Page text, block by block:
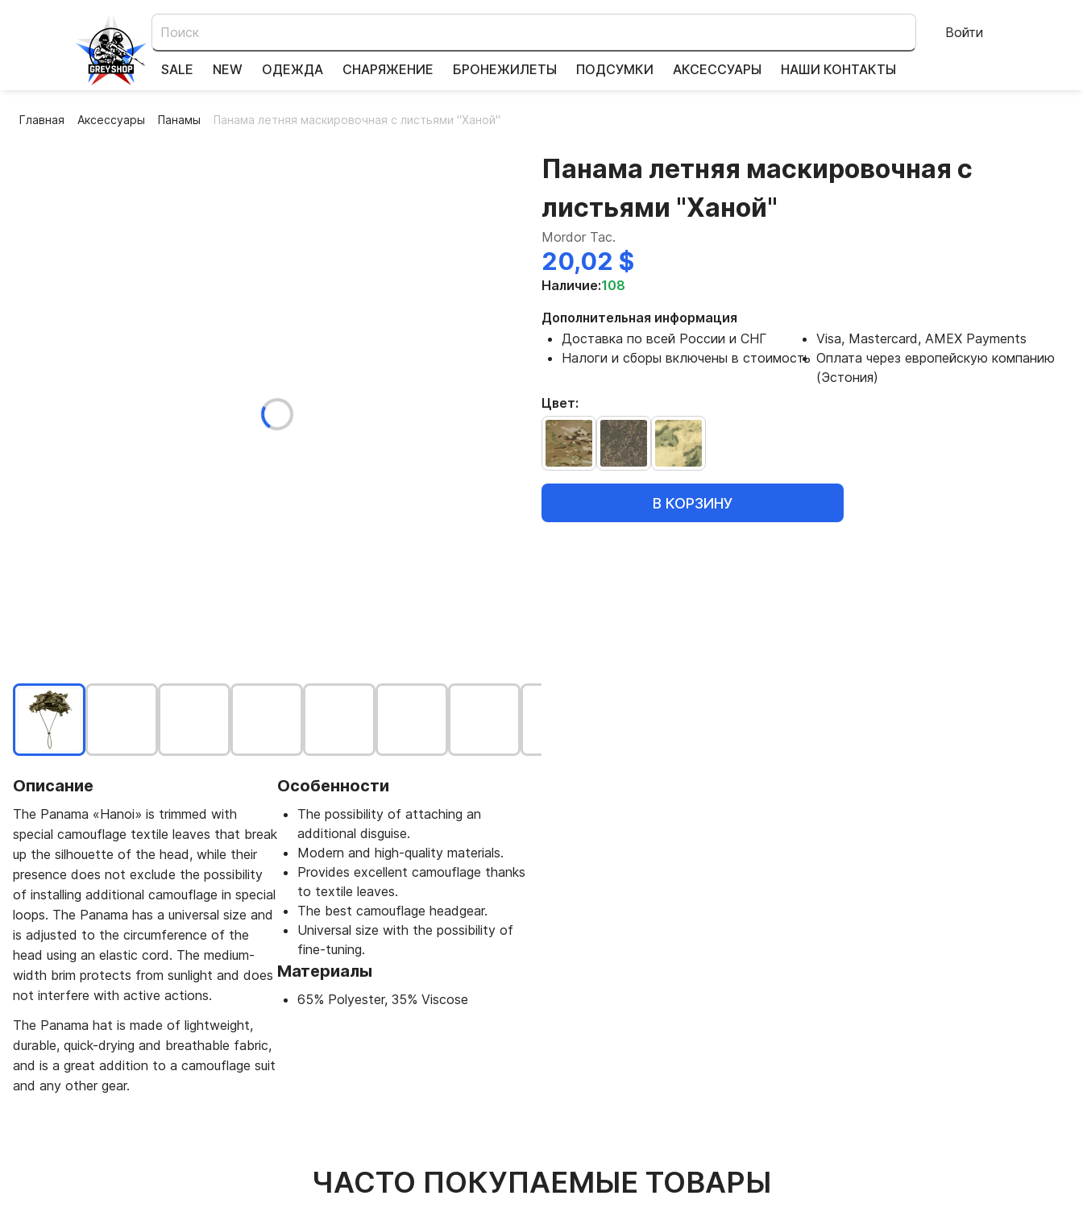
Войти
SALE NEW ОДЕЖДА СНАРЯЖЕНИЕ БРОНЕЖИЛЕТЫ ПОДСУМКИ АКСЕССУАРЫ НАШИ КОНТАКТЫ
Главная Аксессуары Панамы Панама летняя маскировочная с листьями "Ханой"
Описание
The Panama «Hanoi» is trimmed with
special camouflage textile leaves that break
up the silhouette of the head, while their
presence does not exclude the possibility
of installing additional camouflage in special
loops. The Panama has a universal size and
is adjusted to the circumference of the
head using an elastic cord. The medium-
width brim protects from sunlight and does
not interfere with active actions.
The Panama hat is made of lightweight,
durable, quick-drying and breathable fabric,
and is a great addition to a camouflage suit
and any other gear.
Особенности
The possibility of attaching an
additional disguise.
Modern and high-quality materials.
Provides excellent camouflage thanks
to textile leaves.
The best camouflage headgear.
Universal size with the possibility of
fine-tuning.
Материалы
65% Polyester, 35% Viscose
Панама летняя маскировочная с
листьями "Ханой"
Mordor Tac.
20,02 $
Наличие:108
Дополнительная информация
Доставка по всей России и СНГ
Visa, Mastercard, AMEX Payments
Налоги и сборы включены в стоимость Оплата через европейскую компанию
(Эстония)
Цвет:
В КОРЗИНУ
ЧАСТО ПОКУПАЕМЫЕ ТОВАРЫ